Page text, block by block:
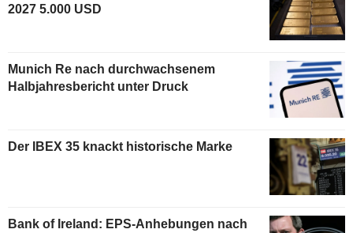
2027 5.000 USD
Munich Re nach durchwachsenem
Halbjahresbericht unter Druck
Der IBEX 35 knackt historische Marke
Bank of Ireland: EPS-Anhebungen nach